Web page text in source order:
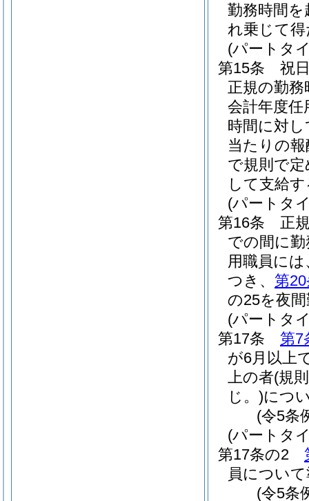
勤務時間
れ乗じて
(パートタ
第15条
祝
正規の勤
会計年度
時間に対
当たりの
で規則で
して支給
(パートタ
第16条
正
での間に
用職員に
つき、 第
の25を夜
(パートタ
第17条
第7
が6月以上
上の者(規
じ。)につ
(令5条
(パートタ
第17条の2
員につい
(令5条